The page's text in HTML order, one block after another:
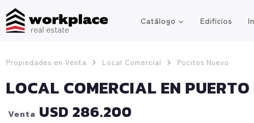
Catálogo Edificios
Propiedades en Venta Local Comercial Pocitos Nuevo
LOCAL COMERCIAL EN
Venta USD 286.200